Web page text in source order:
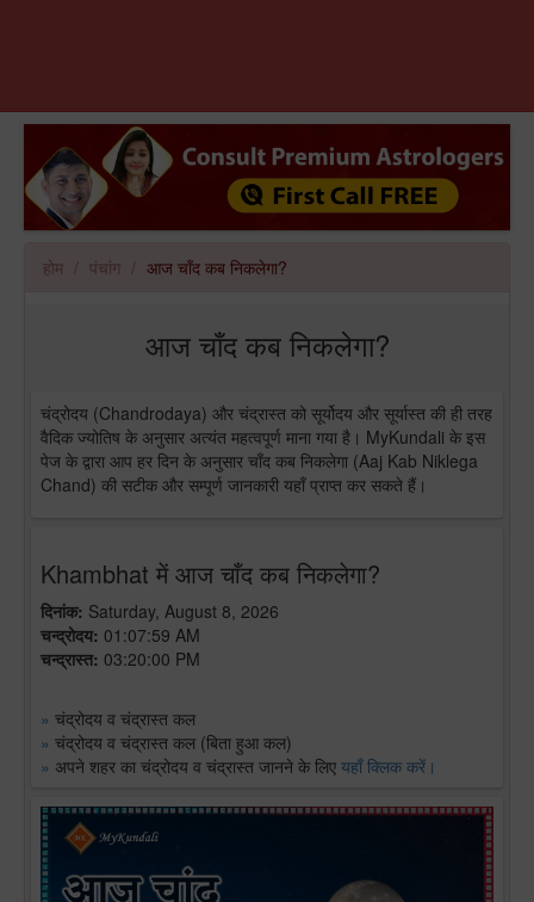
होम पंचांग आज चाँद कब निकलेगा?
आज चाँद कब निकलेगा?
चंद्रोदय (Chandrodaya) और चंद्रास्त को सूर्योदय और सूर्यास्त की ही तरह
वैदिक ज्योतिष के अनुसार अत्यंत महत्वपूर्ण माना गया है। MyKundali के इस
पेज के द्वारा आप हर दिन के अनुसार चाँद कब निकलेगा (Aaj Kab Niklega
Chand) की सटीक और सम्पूर्ण जानकारी यहाँ प्राप्त कर सकते हैं।
Khambhat में आज चाँद कब निकलेगा?
दिनांक: Saturday, August 8, 2026
चन्द्रोदय: 01:07:59 AM
चन्द्रास्त: 03:20:00 PM
» चंद्रोदय व चंद्रास्त कल
» चंद्रोदय व चंद्रास्त कल (बिता हुआ कल)
» अपने शहर का चंद्रोदय व चंद्रास्त जानने के लिए यहाँ क्लिक करें।